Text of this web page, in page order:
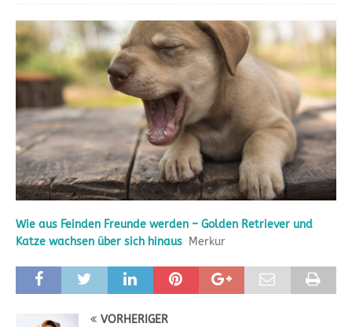
Wie aus Feinden Freunde werden – Golden Retriever und
Katze wachsen über sich hinaus Merkur
VORHERIGER